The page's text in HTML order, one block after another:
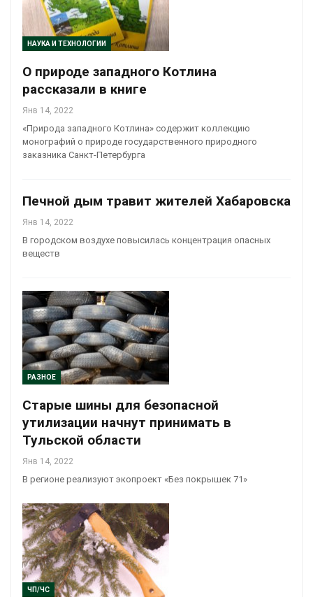
НАУКА И ТЕХНОЛОГИИ
О природе западного Котлина
рассказали в книге
Янв 14, 2022
«Природа западного Котлина» содержит коллекцию
монографий о природе государственного природного
заказника Санкт-Петербурга
Печной дым травит жителей Хабаровска
Янв 14, 2022
В городском воздухе повысилась концентрация опасных
веществ
РАЗНОЕ
Старые шины для безопасной
утилизации начнут принимать в
Тульской области
Янв 14, 2022
В регионе реализуют экопроект «Без покрышек 71»
ЧП/ЧС